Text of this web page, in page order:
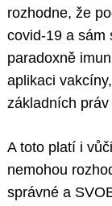
rozhodne, že
covid-19 a sám
paradoxně
aplikaci
základních
A toto platí i
nemohou
správné a